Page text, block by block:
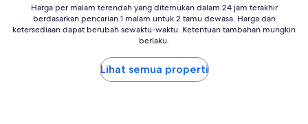
s
く
Harga
malam
Harga per malam terendah yang ditemukan dalam 24 jam terakhir
berdasarkan pencarian 1 malam untuk 2 tamu dewasa. Harga dan
ketersediaan dapat berubah sewaktu-waktu. Ketentuan tambahan mungkin
berlaku.
Lihat semua properti